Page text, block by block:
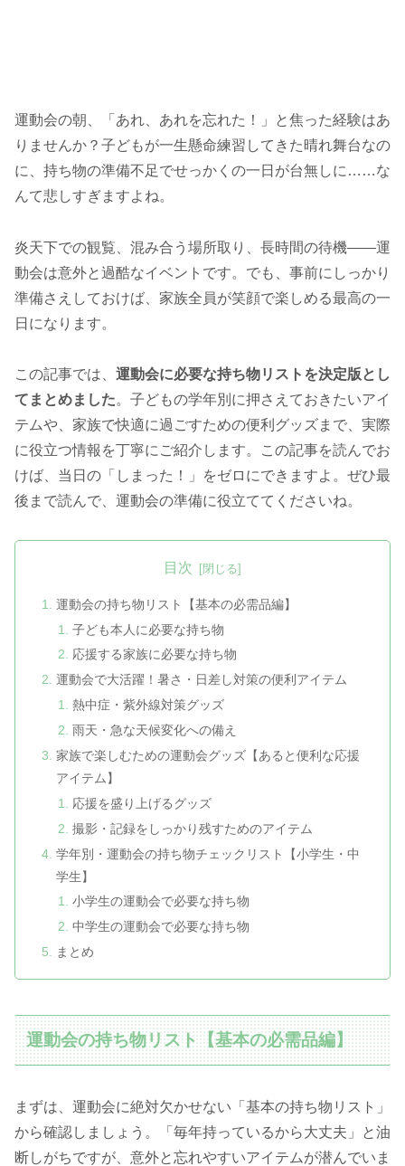
運動会の朝、「あれ、あれを忘れた！」と焦った経験はあ
りませんか？子どもが一生懸命練習してきた晴れ舞台なの
に、持ち物の準備不足でせっかくの一日が台無しに……な
んて悲しすぎますよね。
炎天下での観覧、混み合う場所取り、長時間の待機——運
動会は意外と過酷なイベントです。でも、事前にしっかり
準備さえしておけば、家族全員が笑顔で楽しめる最高の一
日になります。
この記事では、 運動会に必要な持ち物リストを決定版とし
てまとめました。子どもの学年別に押さえておきたいアイ
テムや、家族で快適に過ごすための便利グッズまで、実際
に役立つ情報を丁寧にご紹介します。この記事を読んでお
けば、当日の「しまった！」をゼロにできますよ。ぜひ最
後まで読んで、運動会の準備に役立ててくださいね。
目次
運動会の持ち物リスト【基本の必需品編】
子ども本人に必要な持ち物
応援する家族に必要な持ち物
運動会で大活躍！暑さ・日差し対策の便利アイテム
熱中症・紫外線対策グッズ
雨天・急な天候変化への備え
家族で楽しむための運動会グッズ【あると便利な応援
アイテム】
応援を盛り上げるグッズ
撮影・記録をしっかり残すためのアイテム
学年別・運動会の持ち物チェックリスト【小学生・中
学生】
小学生の運動会で必要な持ち物
中学生の運動会で必要な持ち物
まとめ
運動会の持ち物リスト【基本の必需品編】
まずは、運動会に絶対欠かせない「基本の持ち物リスト」
から確認しましょう。「毎年持っているから大丈夫」と油
断しがちですが、意外と忘れやすいアイテムが潜んでいま